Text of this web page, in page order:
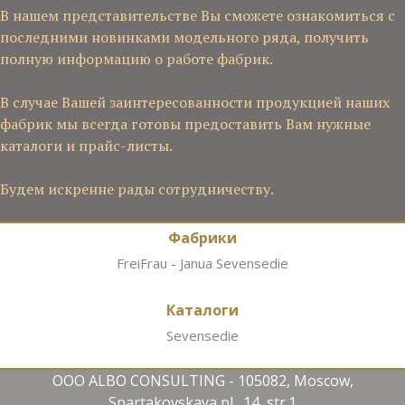
В нашем представительстве Вы сможете ознакомиться с
последними новинками модельного ряда, получить
полную информацию о работе фабрик.
В случае Вашей заинтересованности продукцией наших
фабрик мы всегда готовы предоставить Вам нужные
каталоги и прайс-листы.
Будем искренне рады сотрудничеству.
Фабрики
FreiFrau - Janua Sevensedie
Каталоги
Sevensedie
OOO ALBO CONSULTING - 105082, Moscow,